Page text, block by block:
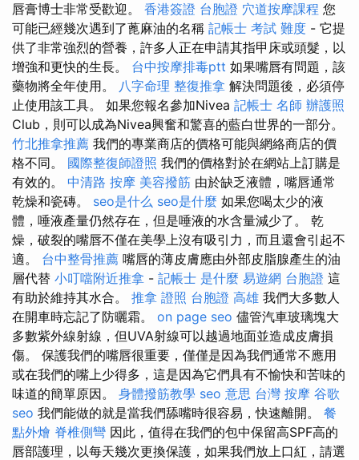
唇膏博士非常受歡迎。 香港簽證 台胞證 穴道按摩課程 您
可能已經幾次遇到了蓖麻油的名稱 記帳士 考試 難度 - 它提
供了非常強烈的營養，許多人正在申請其指甲床或頭髮，以
增強和更快的生長。 台中按摩排毒ptt 如果嘴唇有問題，該
藥物將全年使用。 八字命理 整復推拿 解決問題後，必須停
止使用該工具。 如果您報名參加Nivea 記帳士 名師 辦護照
Club，則可以成為Nivea興奮和驚喜的藍白世界的一部分。
竹北推拿推薦 我們的專業商店的價格可能與網絡商店的價
格不同。 國際整復師證照 我們的價格對於在網站上訂購是
有效的。 中清路 按摩 美容撥筋 由於缺乏液體，嘴唇通常
乾燥和瓷磚。 seo是什么 seo是什麼 如果您喝太少的液
體，唾液產量仍然存在，但是唾液的水含量減少了。 乾
燥，破裂的嘴唇不僅在美學上沒有吸引力，而且還會引起不
適。 台中整骨推薦 嘴唇的薄皮膚應由外部皮脂腺產生的油
層代替 小叮噹附近推拿 - 記帳士 是什麼 易遊網 台胞證 這
有助於維持其水合。 推拿 證照 台胞證 高雄 我們大多數人
在開車時忘記了防曬霜。 on page seo 儘管汽車玻璃塊大
多數紫外線射線，但UVA射線可以越過地面並造成皮膚損
傷。 保護我們的嘴唇很重要，僅僅是因為我們通常不應用
或在我們的嘴上少得多，這是因為它們具有不愉快和苦味的
味道的簡單原因。 身體撥筋教學 seo 意思 台灣 按摩 谷歌
seo 我們能做的就是當我們舔嘴時很容易，快速離開。 餐
點外燴 脊椎側彎 因此，值得在我們的包中保留高SPF高的
唇部護理，以每天幾次更換保護，如果我們放上口紅，請選